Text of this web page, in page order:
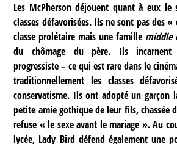
Les McPherson déjouent quant à eux le
classes défavorisées. Ils ne sont pas des
classe prolétaire mais une famille middle
du chômage du père. Ils
progressiste – ce qui est rare dans le
traditionnellement les classes
conservatisme. Ils ont adopté un garçon
petite amie gothique de leur fils, chassée
refuse « le sexe avant le mariage ». Au
lycée, Lady Bird défend également une